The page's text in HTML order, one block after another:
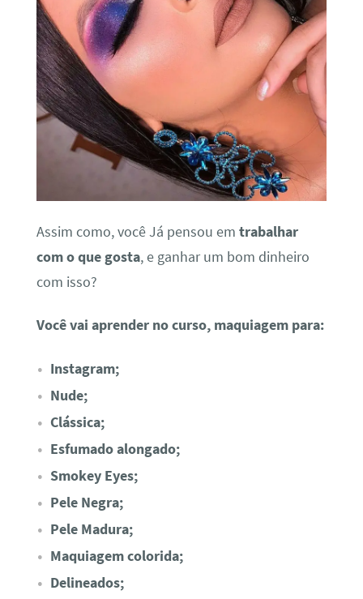
Assim como, você Já pensou em trabalhar
com o que gosta, e ganhar um bom dinheiro
com isso?
Você vai aprender no curso, maquiagem para:
Instagram;
Nude;
Clássica;
Esfumado alongado;
Smokey Eyes;
Pele Negra;
Pele Madura;
Maquiagem colorida;
Delineados;